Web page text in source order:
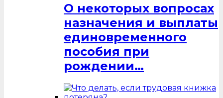
О некоторых вопросах
назначения и выплаты
единовременного
пособия при
рождении…